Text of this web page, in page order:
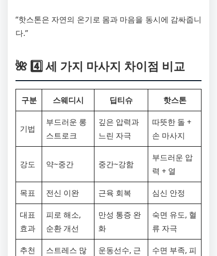
“핫스톤은 자연의 온기로 몸과 마음을 동시에 감싸줍니
다.”
🌺 4️⃣ 세 가지 마사지 차이점 비교
구분 스웨디시 딥티슈 핫스톤
기법
부드러운 롱
스트로크
깊은 압력과
느린 자극
따뜻한 돌 +
손 마사지
강도 약~중간 중간~강함
부드러운 압
력 + 열
목표 전신 이완 근육 회복 심신 안정
대표
효과
피로 해소,
순환 개선
만성 통증 완
화
숙면 유도, 혈
류 자극
추천
스트레스 많
운동선수, 근
수면 부족, 피